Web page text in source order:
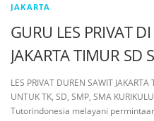
JAKARTA
GURU LES PRIVAT
JAKARTA TIMUR SD
LES PRIVAT DUREN SAWIT
UNTUK TK, SD, SMP, SMA
Tutorindonesia melayani